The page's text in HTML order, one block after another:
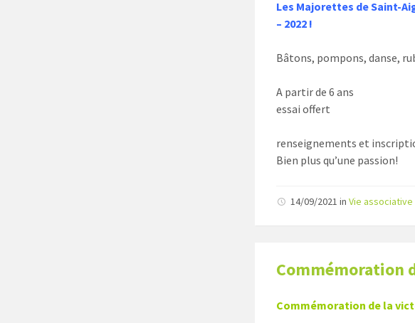
Les Majorettes de Saint-
– 2022 !
Bâtons, pompons, danse,
A partir de 6 ans
essai offert
renseignements et
Bien plus qu’une passion!
14/09/2021inVie associative
Commémoration
Commémoration de la